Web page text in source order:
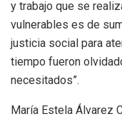
y trabajo que se
vulnerables es de
justicia social para
tiempo fueron
necesitados”.
María Estela Álvarez